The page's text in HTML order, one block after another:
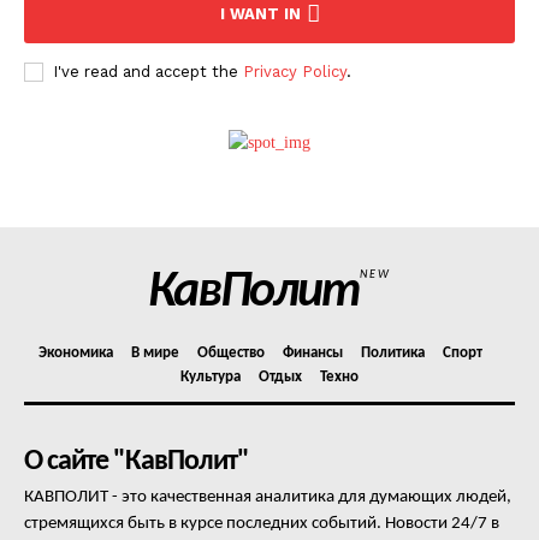
О нас
Политика конфиденциальности
I WANT IN
I've read and accept the Privacy Policy.
КавПолитNEW
Экономика В мире Общество Финансы Политика
Спорт
Культура
Отдых Техно
О сайте "КавПолит"
КАВПОЛИТ - это качественная аналитика для думающих людей,
стремящихся быть в курсе последних событий. Новости 24/7 в